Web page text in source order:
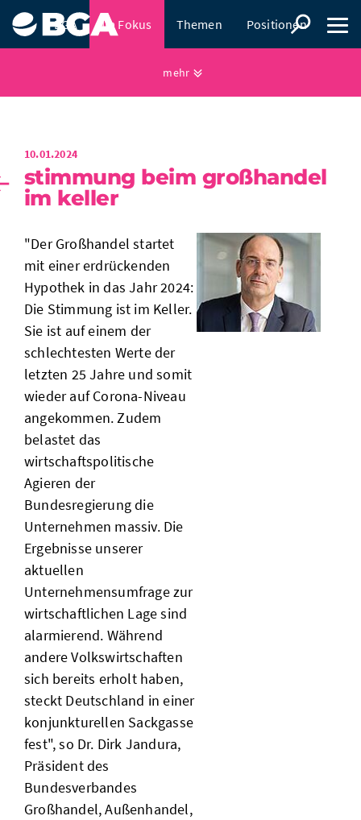
BGA Im Fokus
mehr
Themen Positionen
Presse
10.01.2024
stimmung beim großhandel
im keller
"Der Großhandel startet
mit einer erdrückenden
Hypothek in das Jahr 2024:
Die Stimmung ist im Keller.
Sie ist auf einem der
schlechtesten Werte der
letzten 25 Jahre und somit
wieder auf Corona-Niveau
angekommen. Zudem
belastet das
wirtschaftspolitische
Agieren der
Bundesregierung die
Unternehmen massiv. Die
Ergebnisse unserer
aktuellen
Unternehmensumfrage zur
wirtschaftlichen Lage sind
alarmierend. Während
andere Volkswirtschaften
sich bereits erholt haben,
steckt Deutschland in einer
konjunkturellen Sackgasse
fest", so Dr. Dirk Jandura,
Präsident des
Bundesverbandes
Großhandel, Außenhandel,